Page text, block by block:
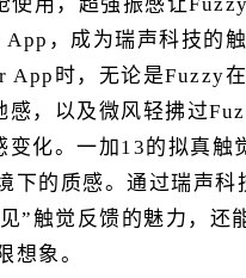
，成为瑞声科技的
时，无论是Fuzzy
，以及微风轻拂过
化。一加13的拟真触
下的质感。通过瑞声科
”触觉反馈的魅力，还
想象。